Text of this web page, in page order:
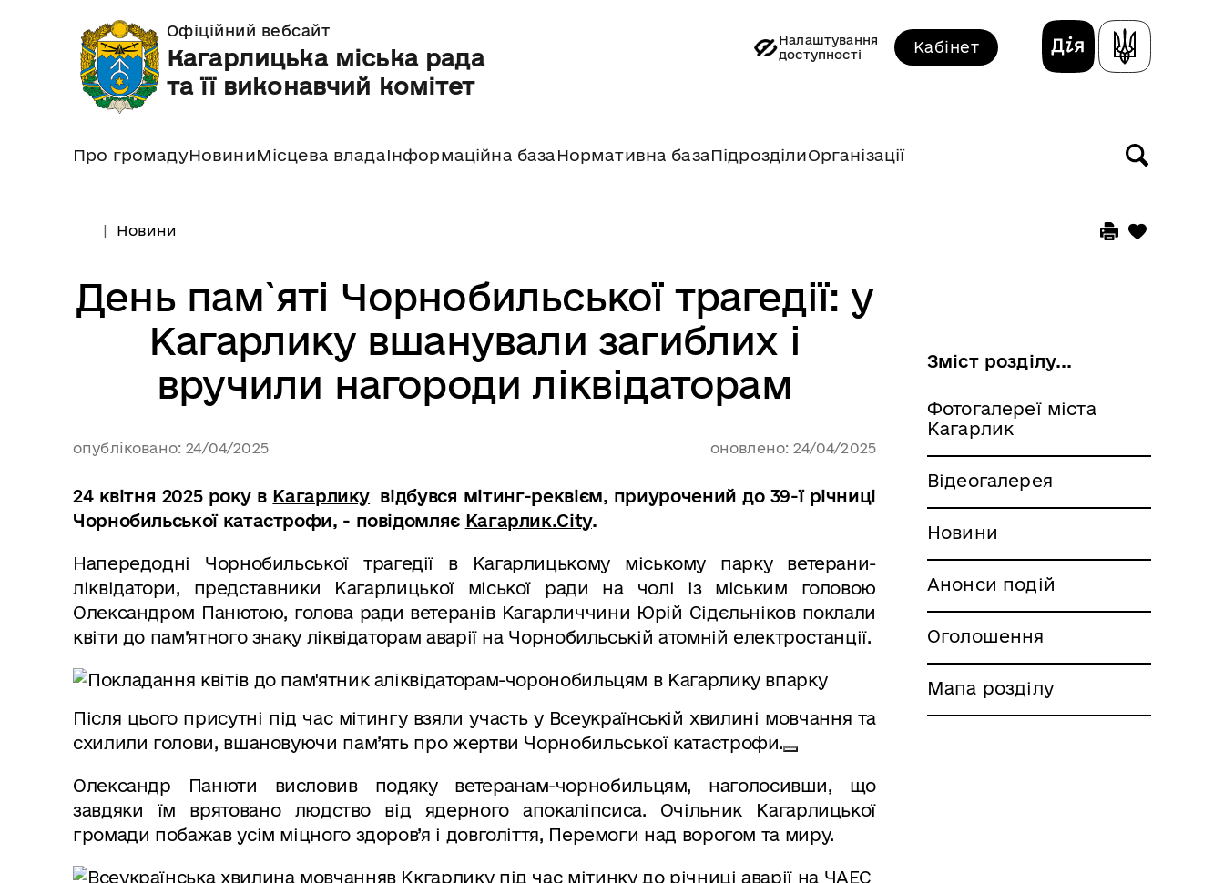
Офіційний вебсайт
Кагарлицька міська рада
та її виконавчий комітет
Налаштування
доступності
Кабінет
Про громадуНовиниМісцева владаІнформаційна база Нормативна базаПідрозділиОрганізації
Новини
День пам`яті Чорнобильської трагедії: у
Кагарлику вшанували загиблих і
вручили нагороди ліквідаторам
опубліковано: 24/04/2025 оновлено: 24/04/2025
24 квітня 2025 року в Кагарлику відбувся мітинг-реквієм, приурочений до 39-ї річниці
Чорнобильської катастрофи, - повідомляє Кагарлик.City.
Напередодні Чорнобильської трагедії в Кагарлицькому міському парку ветерани-
ліквідатори, представники Кагарлицької міської ради на чолі із міським головою
Олександром Панютою, голова ради ветеранів Кагарличчини Юрій Сідєльніков поклали
квіти до пам’ятного знаку ліквідаторам аварії на Чорнобильській атомній електростанції.
Після цього присутні під час мітингу взяли участь у Всеукраїнській хвилині мовчання та
схилили голови, вшановуючи пам’ять про жертви Чорнобильської катастрофи.
Олександр Панюти висловив подяку ветеранам-чорнобильцям, наголосивши, що
завдяки їм врятовано людство від ядерного апокаліпсиса. Очільник Кагарлицької
громади побажав усім міцного здоров’я і довголіття, Перемоги над ворогом та миру.
Зміст розділу...
Фотогалереї міста
Кагарлик
Відеогалерея
Новини
Анонси подій
Оголошення
Мапа розділу